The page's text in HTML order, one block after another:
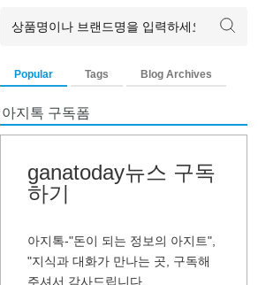
Popular Tags Blog Archives
아지톡 구독폼
ganatoday뉴스 구독
하기
아지톡-"돈이 되는 정보의 아지트",
"지식과 대화가 만나는 곳, 구독해
주셔서 감사드립니다.